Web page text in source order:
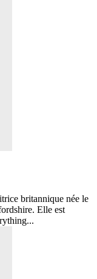
britannique née le
Elle est